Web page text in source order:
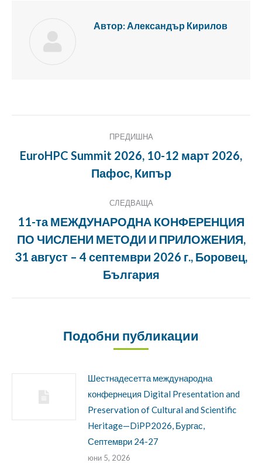
Автор:Александър Кирилов
ПРЕДИШНА
Предишна
публикация:
EuroHPC Summit 2026, 10-12 март 2026,
Пафос, Кипър
СЛЕДВАЩА
Следващата
публикация:
11-та МЕЖДУНАРОДНА КОНФЕРЕНЦИЯ
ПО ЧИСЛЕНИ МЕТОДИ И ПРИЛОЖЕНИЯ,
31 август – 4 септември 2026 г., Боровец,
България
Подобни публикации
Шестнадесетта международна
конфернеция Digital Presentation and
Preservation of Cultural and Scientific
Heritage—DiPP2026, Бургас,
Септември 24-27
юни 5, 2026